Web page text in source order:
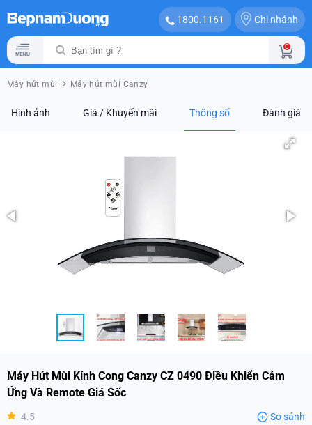
1800.1161 Chi nhánh
0
Máy hút mùi Máy hút mùi Canzy
Hình ảnh Giá / Khuyến mãi Thông số Đánh giá
Máy Hút Mùi Kính Cong Canzy CZ 0490 Điều Khiển Cảm
Ứng Và Remote Giá Sốc
4.5 So sánh